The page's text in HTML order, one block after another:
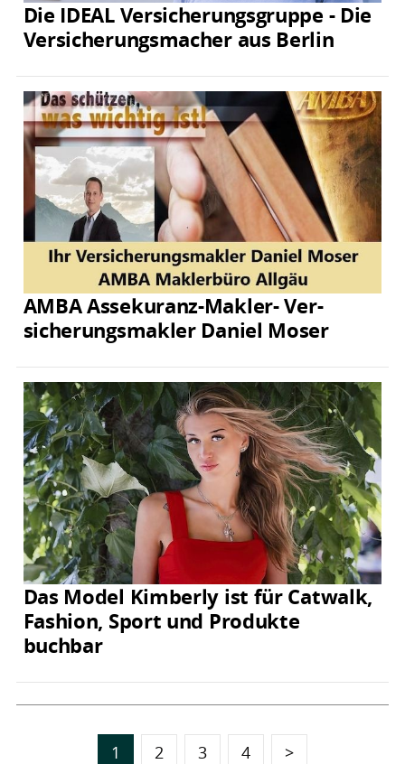
Die IDEAL Versicherungsgruppe - Die
Versicherungsmacher aus Berlin
AMBA Assekuranz-Makler- Ver­
sicherungs­makler Daniel Moser
Das Model Kimberly ist für Catwalk,
Fashion, Sport und Produkte
buchbar
1 2 3 4 >